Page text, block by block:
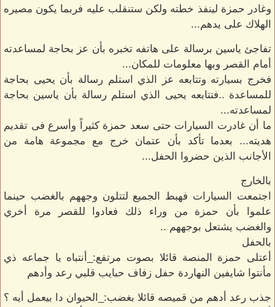
وغادر حمزة لينفذ خطته ولكن ستنقلب عليه فربما يكون مصيره
الهلاك على يدهم...
تفاجئ ياسين برسالة على هاتفه تخبره بأن عز بحاجة لمساعدته
أمام القصر وبها معلومات للمكان...
فخرج بسيارته وتتابعه عز الذي استلم رسالة بأن يحيى بحاجة
للمساعدة ..فتتابعه يحيى الذي استلم رسالة بأن ياسين بحاجة
لمساعدته...
ما أن غادرت السيارات حتى سعد حمزة كثيراً وأسرع فى تقديم
هديته... بعدما تأكد بأن عتمان خرج مع مجموعة هامة من
الأجانب الذين حضروا الحفل...
بالخارج
اجتمعت السيارات فهبط الجميع لتتلون وجههم بالغضب حينما
علموا بأن حمزة من وراء ذلك فعادوا للقصر مرة أخري
والغضب يشتعل بوجههم ..
بالحفل
أعتلى حمزة المنصة قائلا بصوت مرتفع:_أنتباه يا جماعه ذي
مأنتوا شايفين النهاردة حفل زفاف حبايب قلبي رعد وأدهم
جذب رعد أدهم من قميصه قائلا بغضب:_الحيوان دا بيعمل أيه ؟